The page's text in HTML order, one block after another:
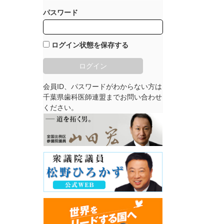
パスワード
ログイン状態を保存する
会員ID、パスワードがわからない方は
千葉県歯科医師連盟までお問い合わせ
ください。